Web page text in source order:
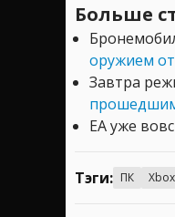
Больше
оружием
Завтра
EA уже
Тэги: ПК